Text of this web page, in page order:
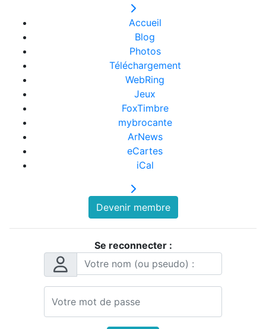
Accueil
Blog
Photos
Téléchargement
WebRing
Jeux
FoxTimbre
mybrocante
ArNews
eCartes
iCal
Devenir membre
Se reconnecter :